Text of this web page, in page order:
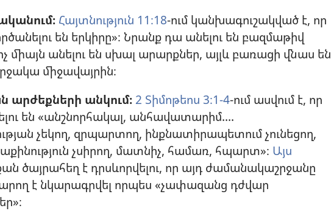
Հայտնություն 11։18-ում կանխագուշակված է, որ
են երկիրը»։ Նրանք դա անելու են բազմաթիվ
միայն անելու են սխալ արարքներ, այլև բառացի վնաս են
միջավայրին։
արժեքների անկում։ 2 Տիմոթեոս 3։1-4-ում ասվում է, որ
են «անշնորհակալ, անհավատարիմ....
չեկող, զրպարտող, ինքնատիրապետում չունեցող,
չսիրող, մատնիչ, համառ, հպարտ»։ Այս
ծայրահեղ է դրսևորվելու, որ այդ ժամանակաշրջանը
է նկարագրվել որպես «չափազանց դժվար